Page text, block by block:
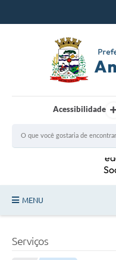
Acessibilidade
MENU
Serviços